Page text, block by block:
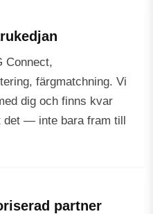
Connect,
färgmatchning. Vi
dig och finns kvar
det — inte bara fram till
partner